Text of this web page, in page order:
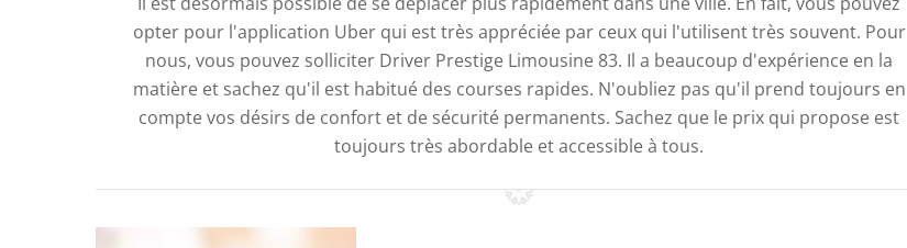
opter pour l'application Uber qui est très appréciée par ceux qui l'utilisent très souvent. Pour
nous, vous pouvez solliciter Driver Prestige Limousine 83. Il a beaucoup d'expérience en la
matière et sachez qu'il est habitué des courses rapides. N'oubliez pas qu'il prend toujours en
compte vos désirs de confort et de sécurité permanents. Sachez que le prix qui propose est
toujours très abordable et accessible à tous.